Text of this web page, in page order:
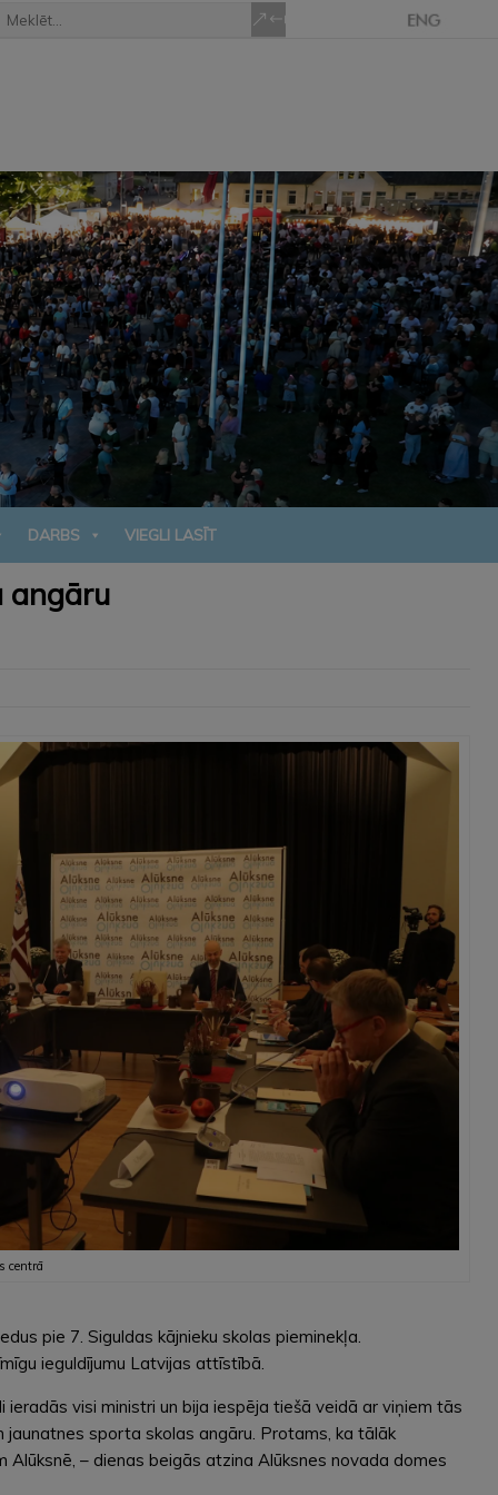
DARBS VIEGLI LASĪT
angāru
centrā
pie 7. Siguldas kājnieku skolas pieminekļa.
ieguldījumu Latvijas attīstībā.
visi ministri un bija iespēja tiešā veidā ar viņiem tās
sporta skolas angāru. Protams, ka tālāk
Alūksnē, – dienas beigās atzina Alūksnes novada domes